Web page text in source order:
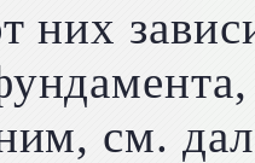
них
см.